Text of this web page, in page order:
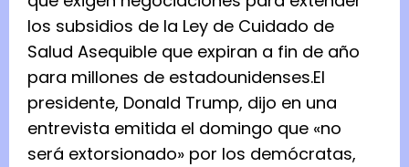
los subsidios de la Ley de Cuidado de
Salud Asequible que expiran a fin de año
para millones de estadounidenses.El
presidente, Donald Trump, dijo en una
entrevista emitida el domingo que «no
será extorsionado» por los demócratas,